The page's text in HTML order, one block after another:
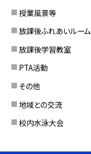
授業風景等
放課後ふれあいルーム
放課後学習教室
PTA活動
その他
地域との交流
校内水泳大会